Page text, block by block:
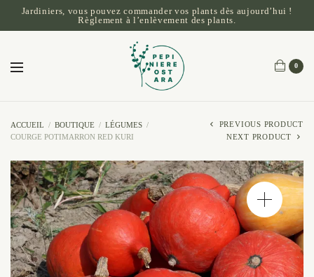
Jardiniers, vous pouvez commander vos plants dès aujourd’hui !
Règlement à l’enlèvement des plants.
0
ACCUEIL / BOUTIQUE / LÉGUMES /
COURGE POTIMARRON RED KURI
PREVIOUS PRODUCT
NEXT PRODUCT